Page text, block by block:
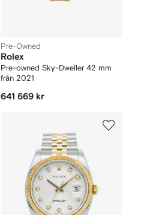
Pre-Owned
Rolex
Pre-owned Sky-Dweller 42 mm
från 2021
641 669 kr